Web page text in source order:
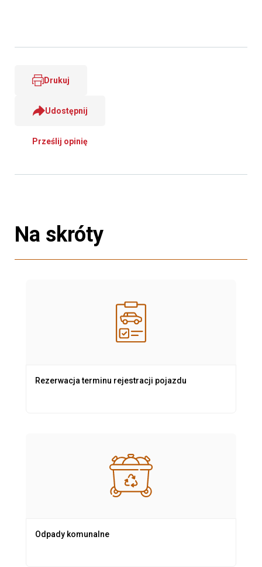
Drukuj
Udostępnij
Prześlij opinię
Na skróty
Rezerwacja terminu rejestracji pojazdu
Odpady komunalne